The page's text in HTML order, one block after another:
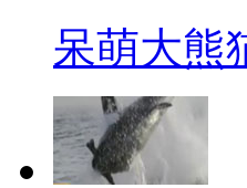
呆萌大熊